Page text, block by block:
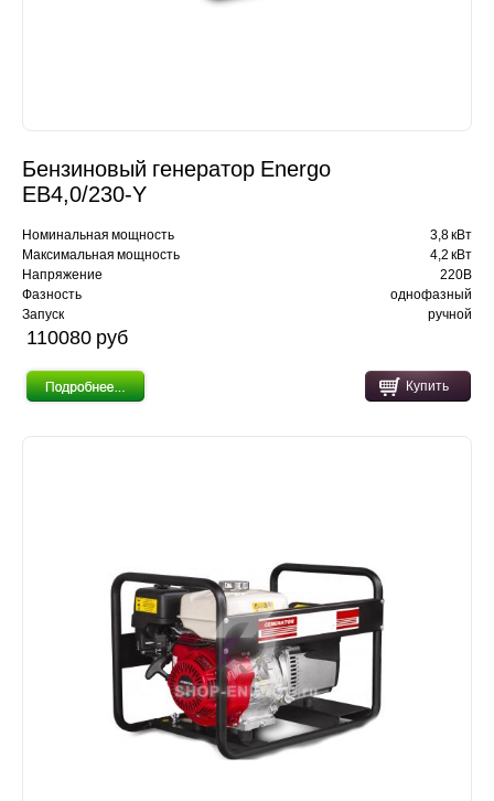
Бензиновый генератор Energo
EB4,0/230-Y
Номинальная мощность
3,8 кВт
Максимальная мощность
4,2 кВт
Напряжение
220В
Фазность
однофазный
Запуск
ручной
110080 pуб
Купить